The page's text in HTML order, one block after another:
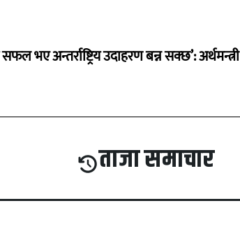
सफल भए अन्तर्राष्ट्रिय उदाहरण बन्न सक्छ’: अर्थमन्त्री
ताजा समाचार